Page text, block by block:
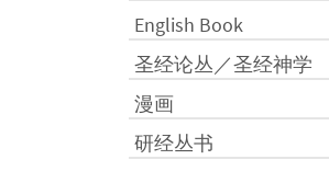
English Book
圣经论丛／圣经神学
漫画
研经丛书